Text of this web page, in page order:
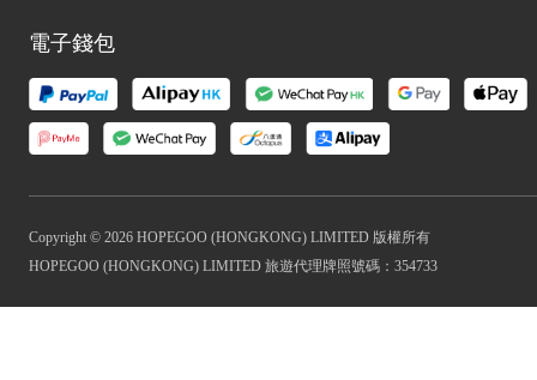
電子錢包
Copyright © 2026 HOPEGOO (HONGKONG) LIMITED 版權所有
HOPEGOO (HONGKONG) LIMITED 旅遊代理牌照號碼：354733